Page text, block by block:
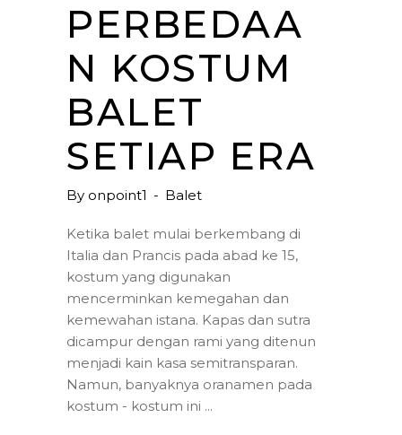
PERBEDAA
N KOSTUM
BALET
SETIAP ERA
By onpoint1 Balet
Ketika balet mulai berkembang di
Italia dan Prancis pada abad ke 15,
kostum yang digunakan
mencerminkan kemegahan dan
kemewahan istana. Kapas dan sutra
dicampur dengan rami yang ditenun
menjadi kain kasa semitransparan.
Namun, banyaknya oranamen pada
kostum - kostum ini